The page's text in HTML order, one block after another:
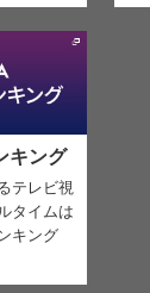
キング
テレビ視
タイムは
キング